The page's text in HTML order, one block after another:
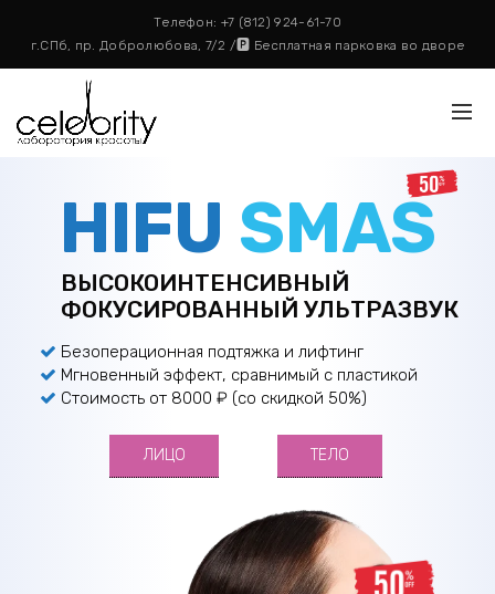
Телефон: +7 (812) 924-61-70
г.СПб, пр. Добролюбова, 7/2 /🅿️ Бесплатная парковка во дворе
Безоперационная подтяжка и лифтинг
Мгновенный эффект, сравнимый с пластикой
Стоимость от 8000 ₽ (со скидкой 50%)
ТЕЛО
HIFU SMAS
ЛИЦО
ВЫСОКОИНТЕНСИВНЫЙ
ФОКУСИРОВАННЫЙ УЛЬТРАЗВУК